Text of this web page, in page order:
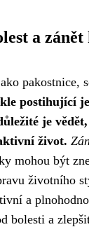
a zánět
pakostnice,
postihující
je
život.
mohou být
životního
a
bolesti a